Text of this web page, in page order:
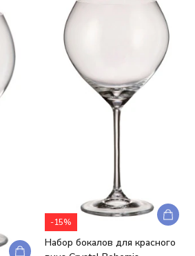
-15%
Набор бокалов для красного